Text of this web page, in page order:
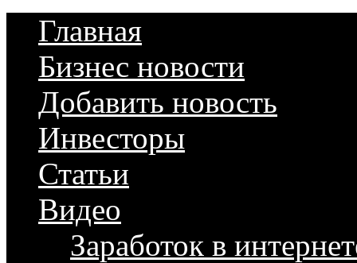
Главная
Бизнес новости
Добавить новость
Инвесторы
Статьи
Видео
Заработок в